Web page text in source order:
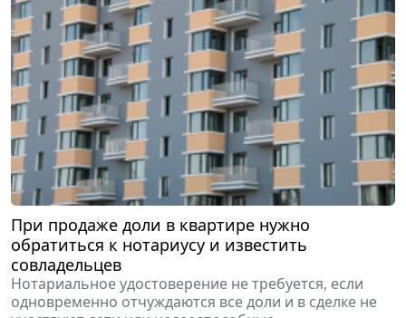
При продаже доли в квартире нужно
обратиться к нотариусу и известить
совладельцев
Нотариальное удостоверение не требуется, если
одновременно отчуждаются все доли и в сделке не